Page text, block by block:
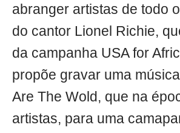
abranger artistas de todo
do cantor Lionel Richie,
da campanha USA for
propõe gravar uma
Are The Wold, que na
artistas, para uma